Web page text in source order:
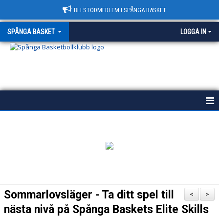
BLI STÖDMEDLEM I SPÅNGA BASKET
SPÅNGA BASKET LOGGA IN
KONTAKT & HALLAR
>
<
Sommarlovsläger - Ta ditt spel till
nästa nivå på Spånga Baskets Elite Skills